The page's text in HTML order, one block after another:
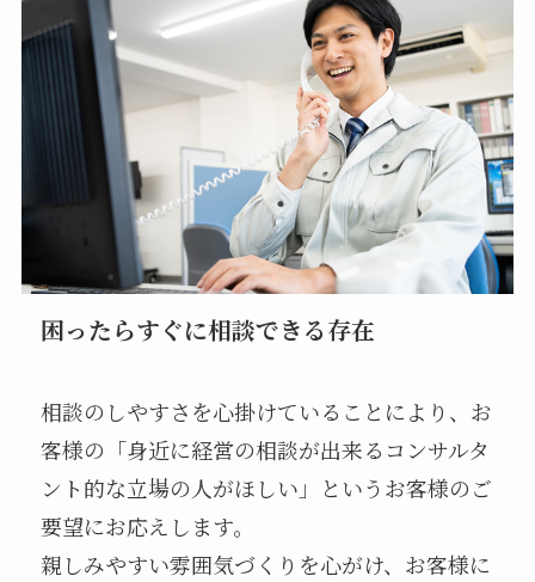
困ったらすぐに相談できる存在
相談のしやすさを心掛けていることにより、お
客様の「身近に経営の相談が出来るコンサルタ
ント的な立場の人がほしい」というお客様のご
要望にお応えします。
親しみやすい雰囲気づくりを心がけ、お客様に